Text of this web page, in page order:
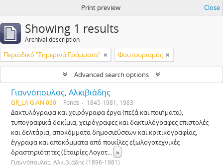
Print preview Close
Showing 1 results
Archival description
Περιοδικό "Σημερινά Γράμματα" Φουτουρισμός
Advanced search options
Γιαννόπουλος, Αλκιβιάδης
GR_LA GIAN 030 Fonds 1845-1981, 1983
Δακτυλόγραφα και χειρόγραφα έργα (πεζά και ποιήματα),
τυπογραφικά δοκίμια, χειρόγραφες και δακτυλόγραφες επιστολές
και δελτάρια, αποκόμματα δημοσιεύσεων και κριτικογραφίας,
έγγραφα και αποκόμματα από ποικίλες εξωλογοτεχνικές
δραστηριότητες (Εταιρίες Λογοτ... »
Γιαννόπουλος, Αλκιβιάδης (1896-1981)